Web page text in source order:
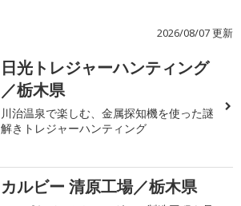
2026/08/07 更新
日光トレジャーハンティング
／栃木県
川治温泉で楽しむ、金属探知機を使った謎
解きトレジャーハンティング
カルビー 清原工場／栃木県